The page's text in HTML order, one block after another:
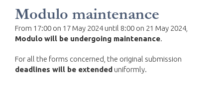
Modulo maintenance
From 17:00 on 17 May 2024 until 8:00 on 21 May 2024,
Modulo will be undergoing maintenance.
For all the forms concerned, the original submission
deadlines will be extended uniformly.